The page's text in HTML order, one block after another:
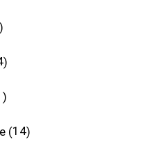
14